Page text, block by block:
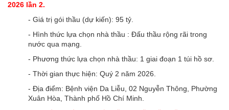
2026 lần 2.
- Giá trị gói thầu (dự kiến): 95 tỷ.
- Hình thức lựa chọn nhà thầu : Đấu thầu rộng rãi trong
nước qua mạng.
- Phương thức lựa chọn nhà thầu: 1 giai đoạn 1 túi hồ sơ.
- Thời gian thực hiện: Quý 2 năm 2026.
- Địa điểm: Bệnh viện Da Liễu, 02 Nguyễn Thông, Phường
Xuân Hòa, Thành phố Hồ Chí Minh.